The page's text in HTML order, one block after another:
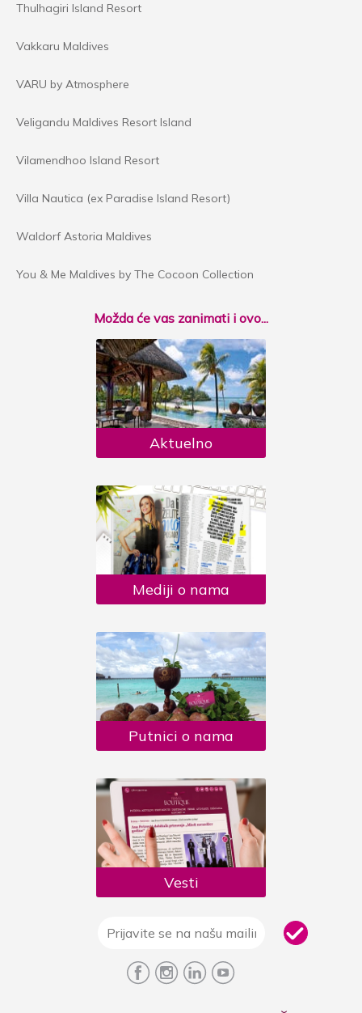
Thulhagiri Island Resort
Vakkaru Maldives
VARU by Atmosphere
Veligandu Maldives Resort Island
Vilamendhoo Island Resort
Villa Nautica (ex Paradise Island Resort)
Waldorf Astoria Maldives
You & Me Maldives by The Cocoon Collection
Možda će vas zanimati i ovo...
Aktuelno
Mediji o nama
Putnici o nama
Vesti